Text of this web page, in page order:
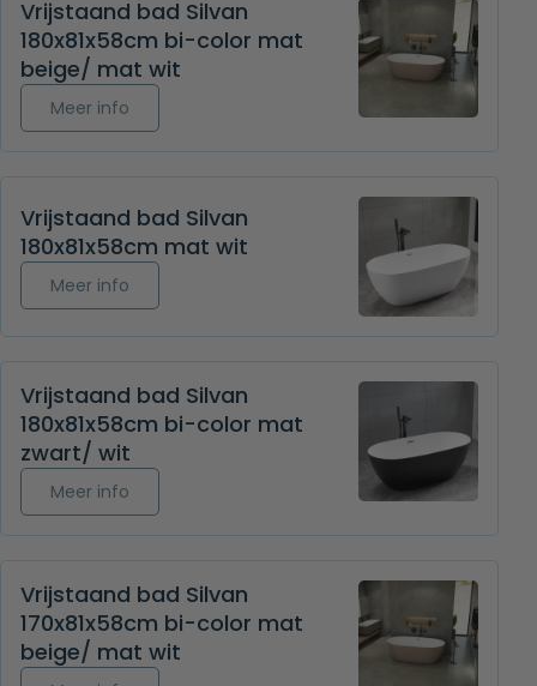
Vrijstaand bad Silvan
180x81x58cm bi-color mat
beige/ mat wit
Meer info
Vrijstaand bad Silvan
180x81x58cm mat wit
Meer info Meer info over Vrijstaand bad Silvan
Vrijstaand bad Silvan
180x81x58cm bi-color mat
zwart/ wit
Meer info Meer info over Vrijstaand bad Silvan
Vrijstaand bad Silvan
170x81x58cm bi-color mat
beige/ mat wit